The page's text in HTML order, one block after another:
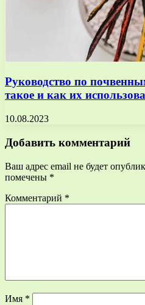
Руководство по
такое и как их
10.08.2023
Добавить комментарий
Ваш адрес email не будет
помечены *
Комментарий *
Имя *